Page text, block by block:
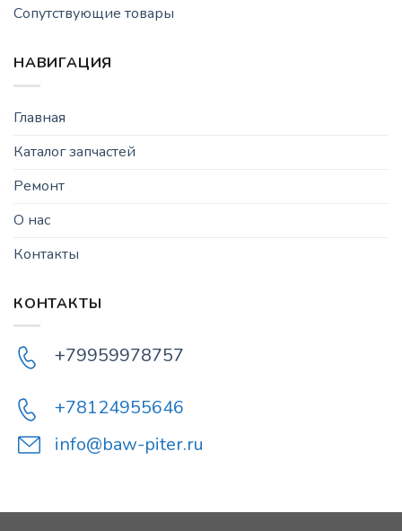
Сопутствующие товары
НАВИГАЦИЯ
Главная
Каталог запчастей
Ремонт
О нас
Контакты
КОНТАКТЫ
+79959978757
+78124955646
info@baw-piter.ru